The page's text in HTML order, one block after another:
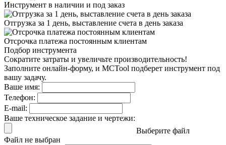
Инструмент в наличии и под заказ
Отгрузка за 1 день, выставление счета в день заказа
Отсрочка платежа постоянным клиентам
Подбор инструмента
Сократите затраты и увеличьте производительность!
Заполните онлайн-форму, и MCTool подберет инструмент под
вашу задачу.
Ваше имя:
Телефон:
E-mail:
Ваше техническое задание и чертежи:
Выберите файл
Файл не выбран